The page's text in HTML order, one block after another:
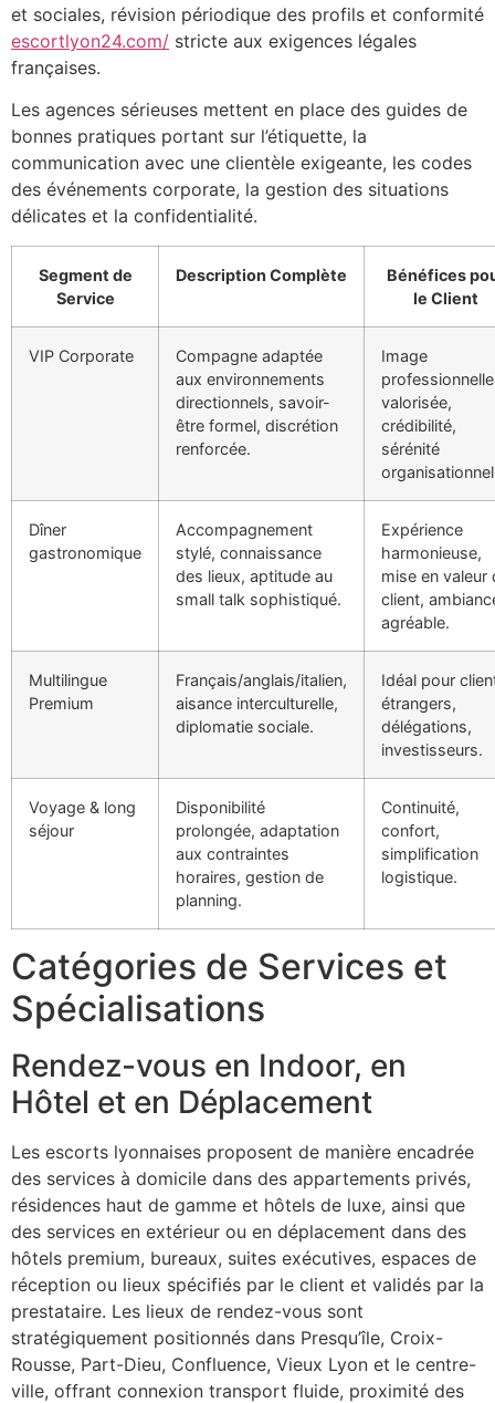
et sociales, révision périodique des profils et conformité
escortlyon24.com/ stricte aux exigences légales
françaises.
Les agences sérieuses mettent en place des guides de
bonnes pratiques portant sur l’étiquette, la
communication avec une clientèle exigeante, les codes
des événements corporate, la gestion des situations
délicates et la confidentialité.
Segment de
Service
Description Complète
Bénéfices
le Client
VIP Corporate
Compagne adaptée
aux environnements
directionnels, savoir-
être formel, discrétion
renforcée.
Image
professionnelle
valorisée,
crédibilité,
sérénité
Dîner
gastronomique
Accompagnement
stylé, connaissance
des lieux, aptitude au
small talk sophistiqué.
Expérience
harmonieuse,
mise en valeur
client,
agréable.
Multilingue
Premium
Français/anglais/italien,
aisance interculturelle,
diplomatie sociale.
Idéal pour
étrangers,
délégations,
investisseurs.
Voyage & long
séjour
Disponibilité
prolongée, adaptation
aux contraintes
horaires, gestion de
planning.
Continuité,
confort,
simplification
logistique.
Catégories de Services et
Spécialisations
Rendez-vous en Indoor, en
Hôtel et en Déplacement
Les escorts lyonnaises proposent de manière encadrée
des services à domicile dans des appartements privés,
résidences haut de gamme et hôtels de luxe, ainsi que
des services en extérieur ou en déplacement dans des
hôtels premium, bureaux, suites exécutives, espaces de
réception ou lieux spécifiés par le client et validés par la
prestataire. Les lieux de rendez-vous sont
stratégiquement positionnés dans Presqu’île, Croix-
Rousse, Part-Dieu, Confluence, Vieux Lyon et le centre-
ville, offrant connexion transport fluide, proximité des